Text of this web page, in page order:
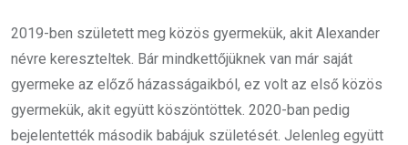
2019-ben született meg közös gyermekük, akit Alexander
névre kereszteltek. Bár mindkettőjüknek van már saját
gyermeke az előző házasságaikból, ez volt az első közös
gyermekük, akit együtt köszöntöttek. 2020-ban pedig
bejelentették második babájuk születését. Jelenleg együtt